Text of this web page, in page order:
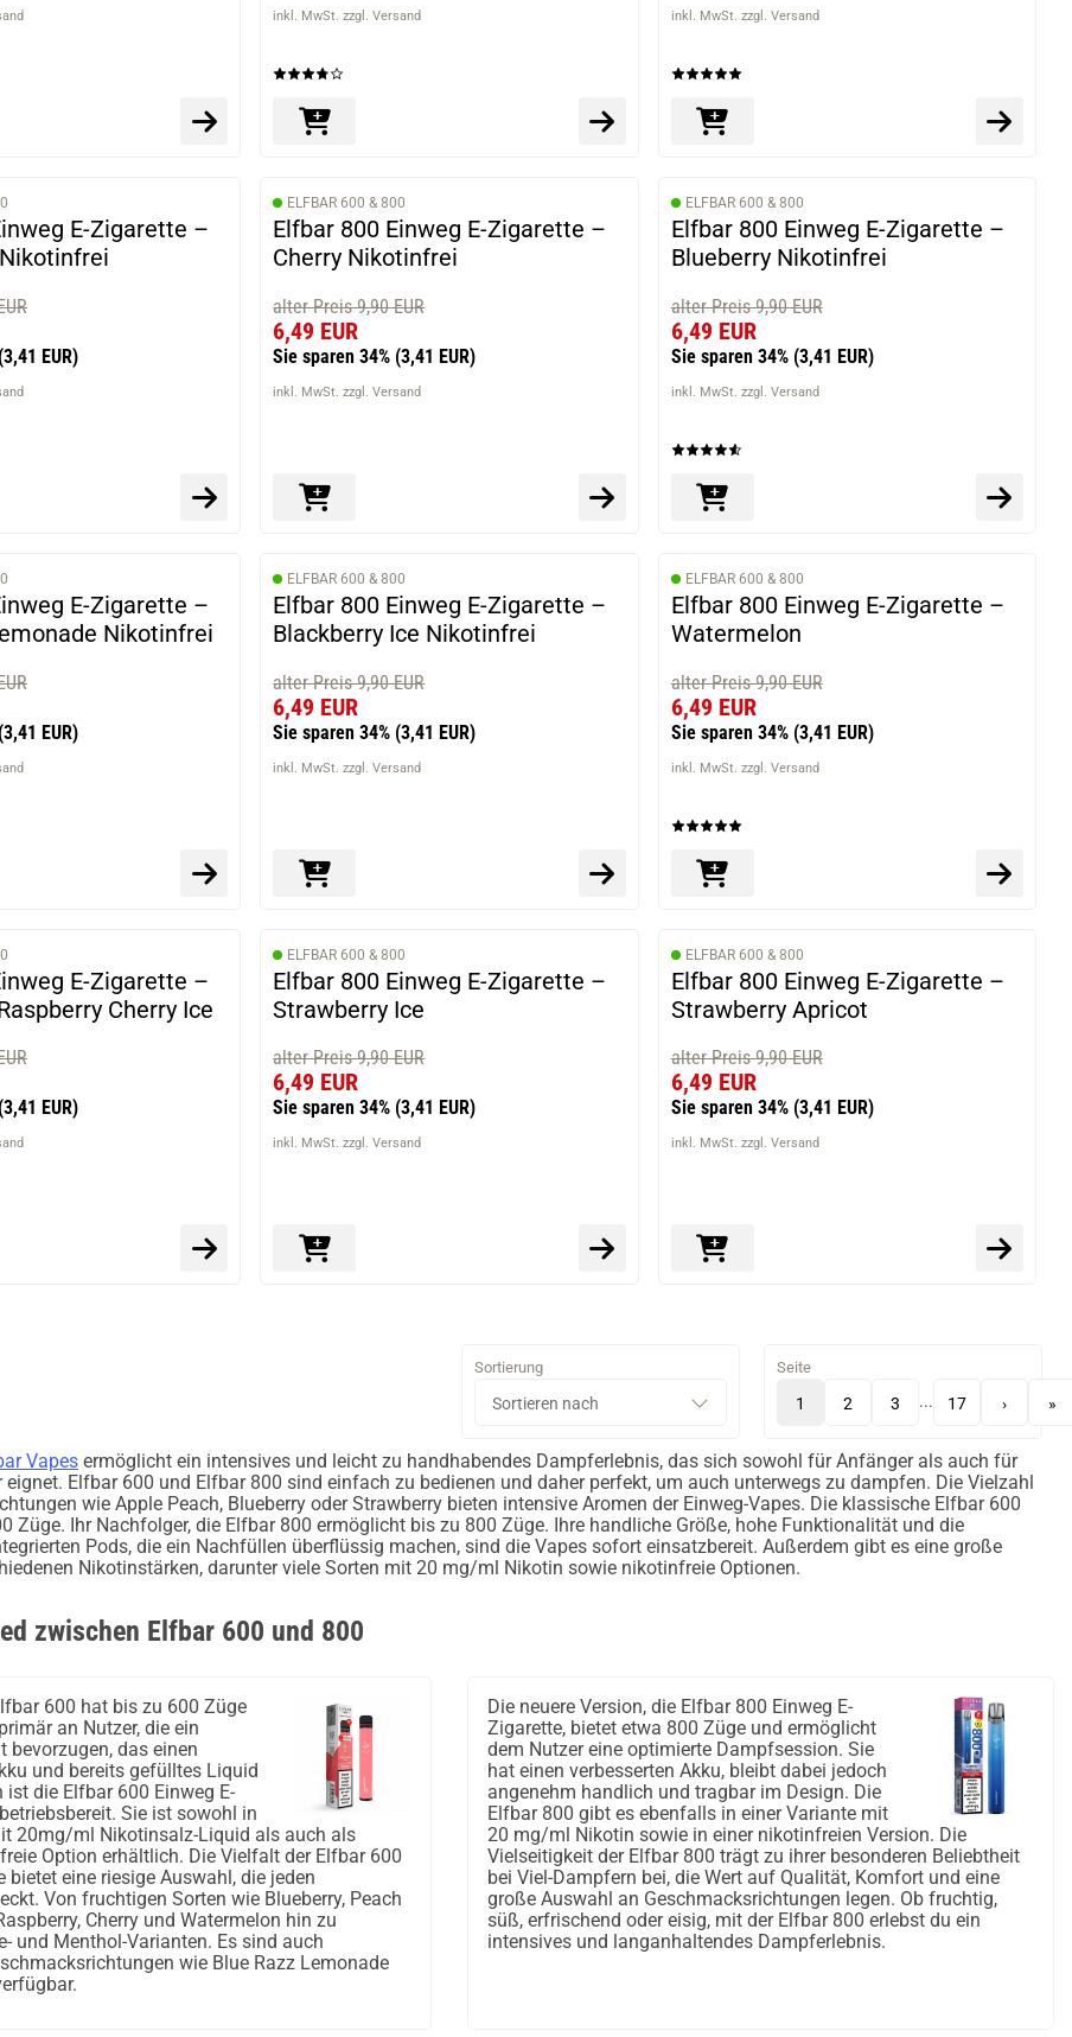
inkl. MwSt. zzgl. Versand inkl. MwSt. zzgl. Versand
E-Zigarette –
(3,41 EUR)
ELFBAR 600 & 800
Elfbar 800 Einweg E-Zigarette –
Cherry Nikotinfrei
alter Preis 9,90 EUR
6,49 EUR
Sie sparen 34% (3,41 EUR)
inkl. MwSt. zzgl. Versand
ELFBAR 600 & 800
Elfbar 800 Einweg E-Zigarette –
Blueberry Nikotinfrei
alter Preis 9,90 EUR
6,49 EUR
Sie sparen 34% (3,41 EUR)
inkl. MwSt. zzgl. Versand
E-Zigarette –
Nikotinfrei
(3,41 EUR)
ELFBAR 600 & 800
Elfbar 800 Einweg E-Zigarette –
Blackberry Ice Nikotinfrei
alter Preis 9,90 EUR
6,49 EUR
Sie sparen 34% (3,41 EUR)
inkl. MwSt. zzgl. Versand
ELFBAR 600 & 800
Elfbar 800 Einweg E-Zigarette –
Watermelon
alter Preis 9,90 EUR
6,49 EUR
Sie sparen 34% (3,41 EUR)
inkl. MwSt. zzgl. Versand
E-Zigarette –
Cherry Ice
(3,41 EUR)
ELFBAR 600 & 800
Elfbar 800 Einweg E-Zigarette –
Strawberry Ice
alter Preis 9,90 EUR
6,49 EUR
Sie sparen 34% (3,41 EUR)
inkl. MwSt. zzgl. Versand
ELFBAR 600 & 800
Elfbar 800 Einweg E-Zigarette –
Strawberry Apricot
alter Preis 9,90 EUR
6,49 EUR
Sie sparen 34% (3,41 EUR)
inkl. MwSt. zzgl. Versand
Sortierung Seite
1 2 3 ... 17 › »
Vapes ermöglicht ein intensives und leicht zu handhabendes Dampferlebnis, das sich sowohl für Anfänger als auch für
Elfbar 600 und Elfbar 800 sind einfach zu bedienen und daher perfekt, um auch unterwegs zu dampfen. Die Vielzahl
wie Apple Peach, Blueberry oder Strawberry bieten intensive Aromen der Einweg-Vapes. Die klassische Elfbar 600
Züge. Ihr Nachfolger, die Elfbar 800 ermöglicht bis zu 800 Züge. Ihre handliche Größe, hohe Funktionalität und die
Pods, die ein Nachfüllen überflüssig machen, sind die Vapes sofort einsatzbereit. Außerdem gibt es eine große
Nikotinstärken, darunter viele Sorten mit 20 mg/ml Nikotin sowie nikotinfreie Optionen.
zwischen Elfbar 600 und 800
600 hat bis zu 600 Züge
an Nutzer, die ein
bevorzugen, das einen
und bereits gefülltes Liquid
die Elfbar 600 Einweg E-
Sie ist sowohl in
20mg/ml Nikotinsalz-Liquid als auch als
Option erhältlich. Die Vielfalt der Elfbar 600
bietet eine riesige Auswahl, die jeden
Von fruchtigen Sorten wie Blueberry, Peach
Cherry und Watermelon hin zu
und Menthol-Varianten. Es sind auch
wie Blue Razz Lemonade
Die neuere Version, die Elfbar 800 Einweg E-
Zigarette, bietet etwa 800 Züge und ermöglicht
dem Nutzer eine optimierte Dampfsession. Sie
hat einen verbesserten Akku, bleibt dabei jedoch
angenehm handlich und tragbar im Design. Die
Elfbar 800 gibt es ebenfalls in einer Variante mit
20 mg/ml Nikotin sowie in einer nikotinfreien Version. Die
Vielseitigkeit der Elfbar 800 trägt zu ihrer besonderen Beliebtheit
bei Viel-Dampfern bei, die Wert auf Qualität, Komfort und eine
große Auswahl an Geschmacksrichtungen legen. Ob fruchtig,
süß, erfrischend oder eisig, mit der Elfbar 800 erlebst du ein
intensives und langanhaltendes Dampferlebnis.